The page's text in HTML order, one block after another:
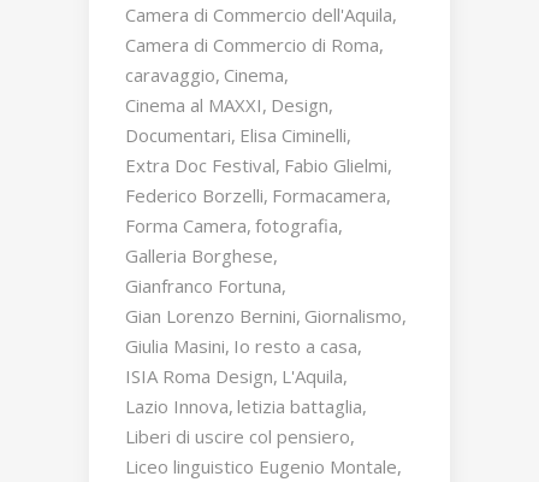
Camera di Commercio dell'Aquila
Camera di Commercio di Roma
caravaggio Cinema
Cinema al MAXXI Design
Documentari Elisa Ciminelli
Extra Doc Festival Fabio Glielmi
Federico Borzelli Formacamera
Forma Camera fotografia
Galleria Borghese
Gianfranco Fortuna
Gian Lorenzo Bernini Giornalismo
Giulia Masini Io resto a casa
ISIA Roma Design L'Aquila
Lazio Innova letizia battaglia
Liberi di uscire col pensiero
Liceo linguistico Eugenio Montale